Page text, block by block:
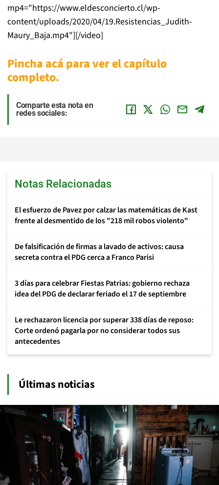
mp4="https://www.eldesconcierto.cl/wp-
content/uploads/2020/04/19.Resistencias_Judith-
Maury_Baja.mp4"][/video]
Pincha acá para ver el capítulo
completo.
Comparte esta nota en
redes sociales:
Notas Relacionadas
El esfuerzo de Pavez por calzar las matemáticas de Kast
frente al desmentido de los "218 mil robos violento"
De falsificación de firmas a lavado de activos: causa
secreta contra el PDG cerca a Franco Parisi
3 días para celebrar Fiestas Patrias: gobierno rechaza
idea del PDG de declarar feriado el 17 de septiembre
Le rechazaron licencia por superar 338 días de reposo:
Corte ordenó pagarla por no considerar todos sus
antecedentes
Últimas noticias